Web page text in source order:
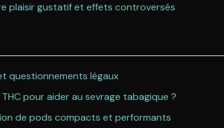
plaisir gustatif et effets controversés
questionnements légaux
pour aider au sevrage tabagique ?
de pods compacts et performants